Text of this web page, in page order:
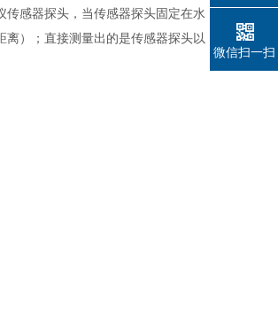
感器探头，当传感器探头固定在水
）；直接测量出的是传感器探头以
微信扫一扫